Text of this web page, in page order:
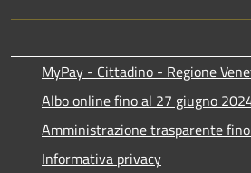
MyPay - Cittadino - Regione
Albo online fino al 27 giugno
Amministrazione trasparente
Informativa privacy